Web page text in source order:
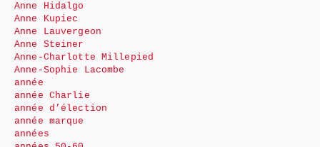
Anne Hidalgo
Anne Kupiec
Anne Lauvergeon
Anne Steiner
Anne-Charlotte Millepied
Anne-Sophie Lacombe
année
année Charlie
année d’élection
année marque
années